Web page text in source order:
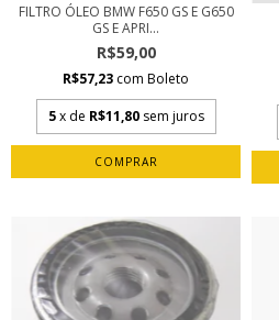
FILTRO ÓLEO BMW F650 GS E G650
GS E APRI...
R$59,00
R$57,23 com Boleto
5 x de R$11,80 sem juros